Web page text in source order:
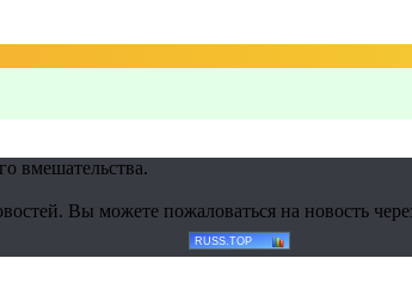
вмешательства.
Вы можете пожаловаться на новость